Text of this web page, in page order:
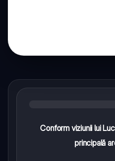
Conform viziunii lui
principală